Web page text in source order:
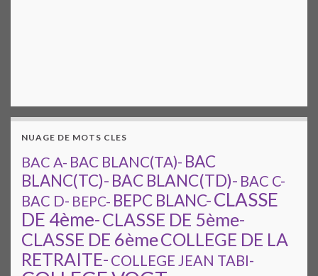
NUAGE DE MOTS CLES
BAC A- BAC BLANC(TA)- BAC
BLANC(TC)- BAC BLANC(TD)- BAC C-
BAC D- BEPC- BEPC BLANC-CLASSE
DE 4ème-CLASSE DE 5ème-
CLASSE DE 6èmeCOLLEGE DE LA
RETRAITE- COLLEGE JEAN TABI-